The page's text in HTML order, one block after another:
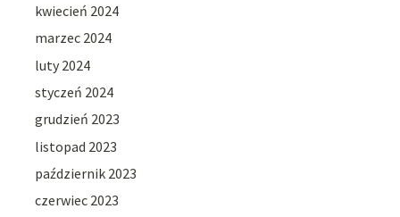
kwiecień 2024
marzec 2024
luty 2024
styczeń 2024
grudzień 2023
listopad 2023
październik 2023
czerwiec 2023